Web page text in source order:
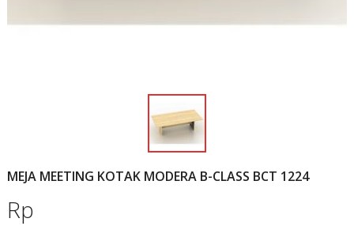
MEJA MEETING KOTAK MODERA B-CLASS BCT 1224
Rp